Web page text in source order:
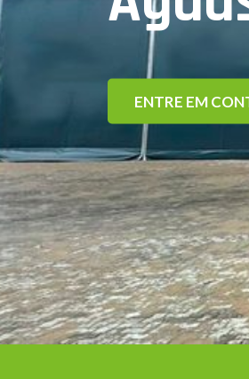
ENTRE EM